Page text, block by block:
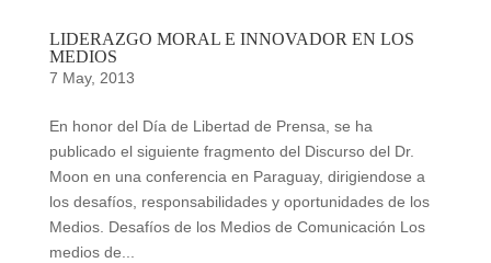
LIDERAZGO MORAL E INNOVADOR EN LOS
MEDIOS
7 May, 2013
En honor del Día de Libertad de Prensa, se ha
publicado el siguiente fragmento del Discurso del Dr.
Moon en una conferencia en Paraguay, dirigiendose a
los desafíos, responsabilidades y oportunidades de los
Medios. Desafíos de los Medios de Comunicación Los
medios de...